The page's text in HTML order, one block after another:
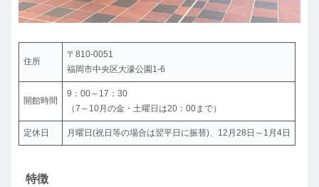
住所
〒810-0051
福岡市中央区大濠公園1-6
開館時間
9：00～17：30
（7～10月の金・土曜日は20：00まで）
定休日 月曜日(祝日等の場合は翌平日に振替)、12月28日～1月4日
特徴